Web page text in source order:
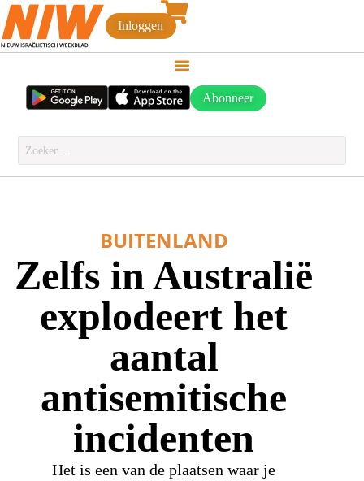
Inloggen
Abonneer
BUITENLAND
Zelfs in Australië
explodeert het
aantal
antisemitische
incidenten
Het is een van de plaatsen waar je